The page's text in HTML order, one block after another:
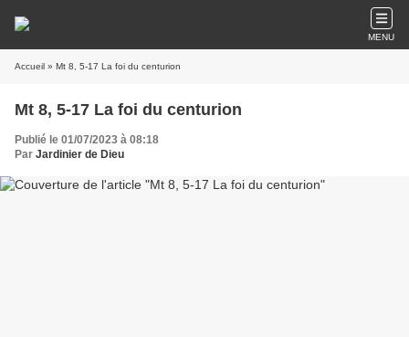
MENU
Accueil » Mt 8, 5-17 La foi du centurion
Mt 8, 5-17 La foi du centurion
Publié le 01/07/2023 à 08:18
Par Jardinier de Dieu